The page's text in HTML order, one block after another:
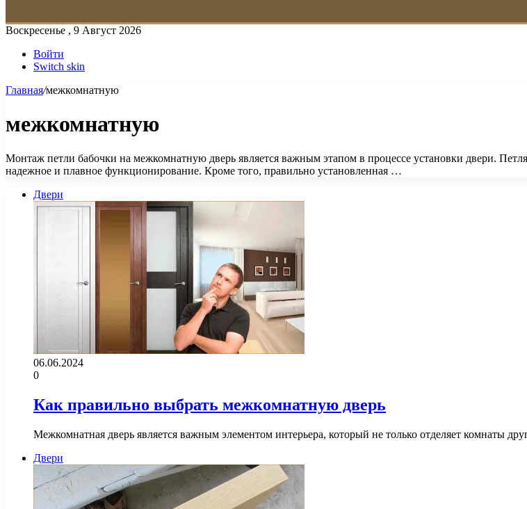
Воскресенье , 9 Август 2026
Войти
Switch skin
Главная/межкомнатную
межкомнатную
Монтаж петли бабочки на межкомнатную дверь является важным этапом в процессе установки двери.
надежное и плавное функционирование. Кроме того, правильно установленная …
Двери
06.06.2024
0
Как правильно выбрать межкомнатную дверь
Межкомнатная дверь является важным элементом интерьера, который не только отделяет комнаты
Двери